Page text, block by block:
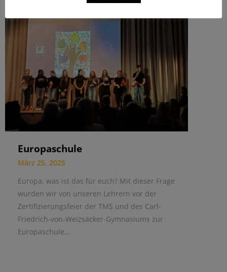
Europaschule
März 25, 2025
Europa, was ist das für euch? Mit dieser Frage
wurden wir von unseren Lehrern vor der
Zertifizierungsfeier der TMS und des Carl-
Friedrich-von-Weizsäcker-Gymnasiums zur
Europaschule…